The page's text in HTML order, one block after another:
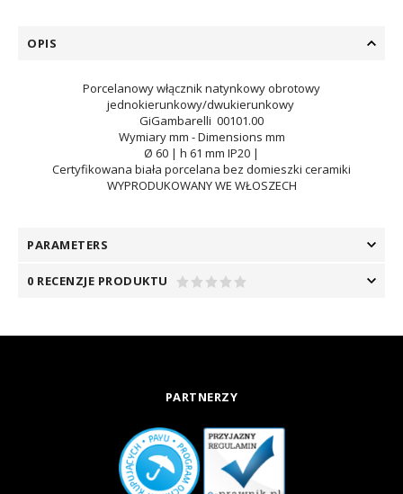
OPIS
Porcelanowy włącznik natynkowyobrotowy
jednokierunkowy/dwukierunkowy
GiGambarelli 00101.00
Wymiary mm - Dimensions mm
Ø 60 | h 61 mm IP20 |
Certyfikowana biała porcelana bez domieszki ceramiki
WYPRODUKOWANY WE WŁOSZECH
PARAMETERS
0 RECENZJE PRODUKTU
PARTNERZY